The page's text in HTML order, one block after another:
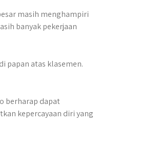
masih menghampiri
banyak pekerjaan
papan atas klasemen.
berharap dapat
kepercayaan diri yang